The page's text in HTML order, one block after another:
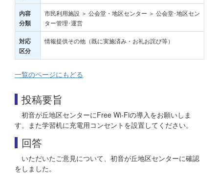
内容
分類
市民利用施設 ＞ 公会堂・地区センター ＞ 公会堂･地区セン
ター管理･運営
対応
区分
情報提供その他（既に実施済み・お礼お詫び等）
一覧のページにもどる
投稿要旨
初音が丘地区センターにFree Wi-Fiの導入をお願いしま
す。また学習机に充電用コンセントを設置してください。
回答
いただいたご意見について、初音が丘地区センターに確認
をしました。